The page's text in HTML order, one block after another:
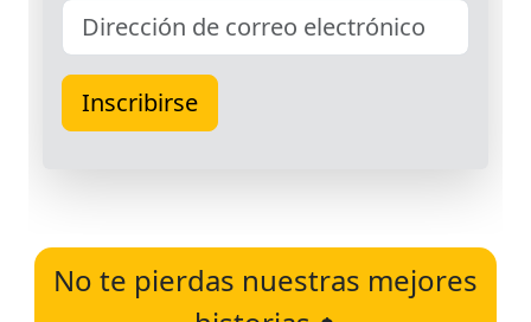
No te pierdas nuestras mejores